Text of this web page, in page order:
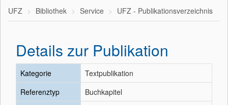
UFZ Bibliothek Service UFZ - Publikationsverzeichnis
Details zur Publikation
Kategorie
Textpublikation
Referenztyp
Buchkapitel